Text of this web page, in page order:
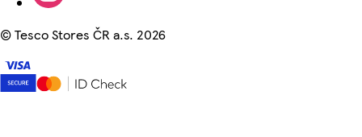
©Tesco Stores ČR a.s. 2026